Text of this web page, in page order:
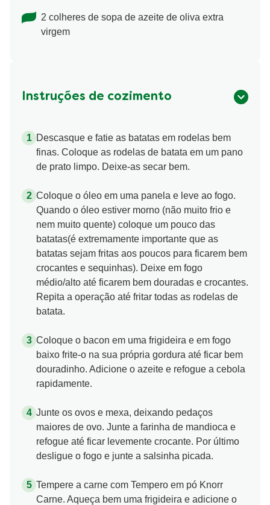
2 colheres de sopa de azeite de oliva extra
virgem
Instruções de cozimento
Descasque e fatie as batatas em rodelas bem
finas. Coloque as rodelas de batata em um pano
de prato limpo. Deixe-as secar bem.
Coloque o óleo em uma panela e leve ao fogo.
Quando o óleo estiver morno (não muito frio e
nem muito quente) coloque um pouco das
batatas(é extremamente importante que as
batatas sejam fritas aos poucos para ficarem bem
crocantes e sequinhas). Deixe em fogo
médio/alto até ficarem bem douradas e crocantes.
Repita a operação até fritar todas as rodelas de
batata.
Coloque o bacon em uma frigideira e em fogo
baixo frite-o na sua própria gordura até ficar bem
douradinho. Adicione o azeite e refogue a cebola
rapidamente.
Junte os ovos e mexa, deixando pedaços
maiores de ovo. Junte a farinha de mandioca e
refogue até ficar levemente crocante. Por último
desligue o fogo e junte a salsinha picada.
Tempere a carne com Tempero em pó Knorr
Carne. Aqueça bem uma frigideira e adicione o